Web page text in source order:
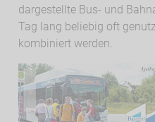
dargestellte Bus- und
Tag lang beliebig oft
kombiniert werden.